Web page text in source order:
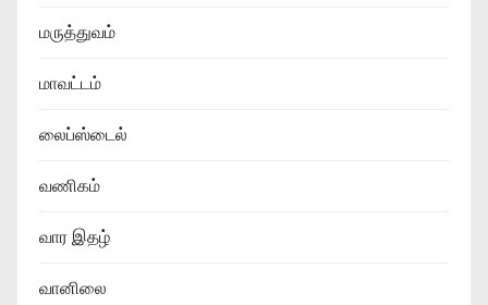
மருத்துவம்
மாவட்டம்
லைப்ஸ்டைல்
வணிகம்
வார இதழ்
வானிலை